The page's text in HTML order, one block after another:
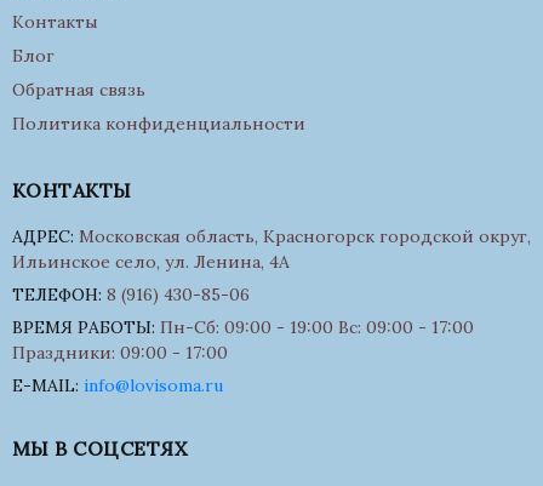
Контакты
Блог
Обратная связь
Политика конфиденциальности
КОНТАКТЫ
АДРЕС: Московская область, Красногорск городской округ,
Ильинское село, ул. Ленина, 4А
ТЕЛЕФОН: 8 (916) 430-85-06
ВРЕМЯ РАБОТЫ: Пн-Сб: 09:00 - 19:00 Вс: 09:00 - 17:00
Праздники: 09:00 - 17:00
E-MAIL: info@lovisoma.ru
МЫ В СОЦСЕТЯХ